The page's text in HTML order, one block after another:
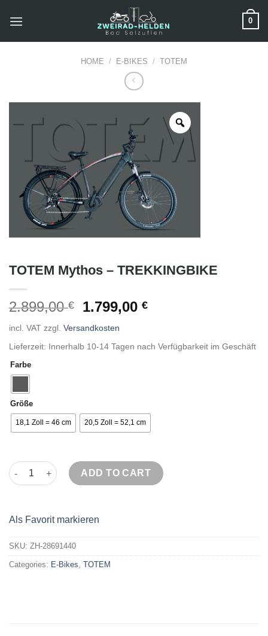
Inhalt
0
HOME / E-BIKES / TOTEM
TOTEM Mythos – TREKKINGBIKE
2.899,00€ 1.799,00€
incl. VAT zzgl. Versandkosten
Lieferzeit: Innerhalb 10-14 Tagen nach Verfügbarkeit im Geschäft
Farbe
Größe
18,1 Zoll = 46 cm 20,5 Zoll = 52,1 cm
TOTEM Mythos - TREKKINGBIKE quantity
ADD TO CART
Als Favorit markieren
SKU: ZH-28691440
Categories: E-Bikes, TOTEM